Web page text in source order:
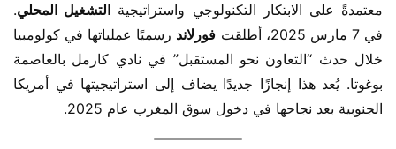
معتمدةً على الابتكار التكنولوجي واستراتيجية ​ التشغيل المحلي
في 7 مارس 2025، أطلقت ​
فورلاند
الجنوبية بعد نجاحها في دخول سوق المغرب عام 2025.